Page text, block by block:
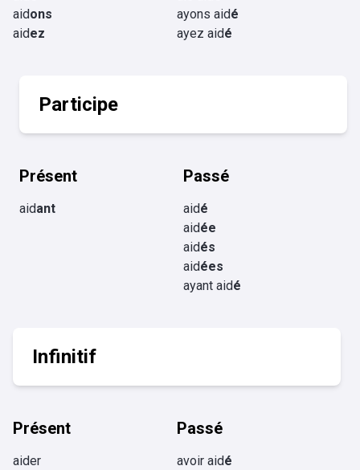
aidons
aidez
ayons aidé
ayez aidé
Participe
Présent
aidant
Passé
aidé
aidée
aidés
aidées
ayant aidé
Infinitif
Présent
aider
Passé
avoir aidé